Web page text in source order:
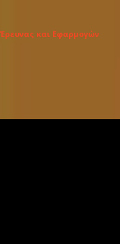
και Eφαρμογών